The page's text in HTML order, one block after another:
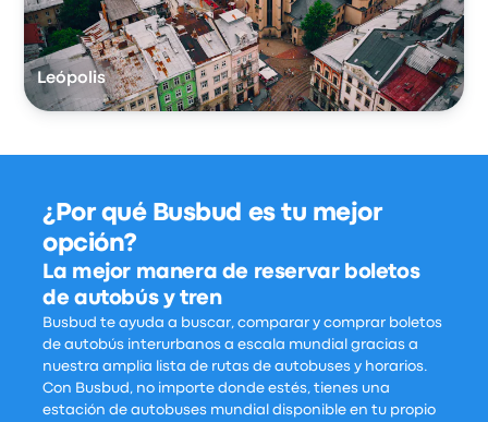
Leópolis
¿Por qué Busbud es tu mejor
opción?
La mejor manera de reservar boletos
de autobús y tren
Busbud te ayuda a buscar, comparar y comprar boletos
de autobús interurbanos a escala mundial gracias a
nuestra amplia lista de rutas de autobuses y horarios.
Con Busbud, no importe donde estés, tienes una
estación de autobuses mundial disponible en tu propio